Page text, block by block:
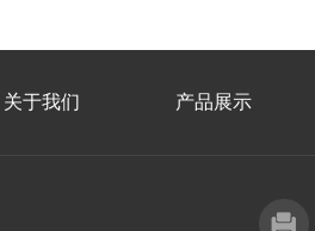
关于我们 产品展示